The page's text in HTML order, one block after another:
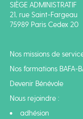
SIÈGE ADMINISTRATIF
21, rue Saint-Fargeau
75989 Paris Cedex 20
Nos missions de
Nos formations BAFA-
Devenir Bénévole
Nous rejoindre :
adhésion